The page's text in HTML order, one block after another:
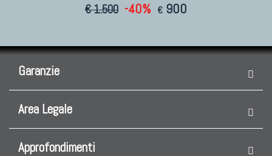
€ 1.500 -40% € 900
Garanzie
Area Legale
Approfondimenti